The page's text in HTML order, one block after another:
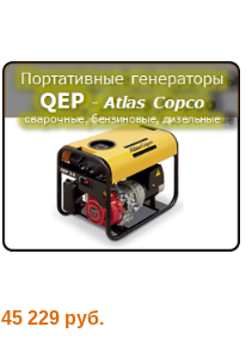
45 229 руб.